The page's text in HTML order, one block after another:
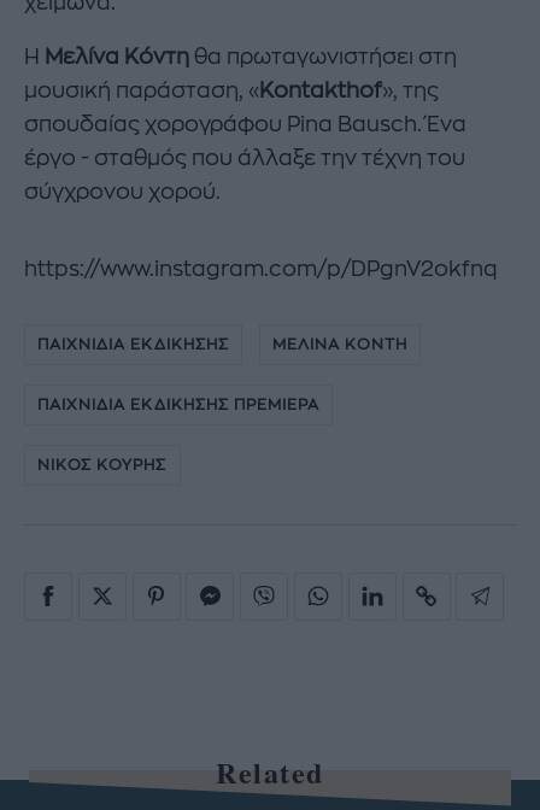
Η Μελίνα Κόντη θα πρωταγωνιστήσει στη
μουσική παράσταση, «Kontakthof», της
σπουδαίας χορογράφου Pina Bausch. Ένα
έργο - σταθμός που άλλαξε την τέχνη του
σύγχρονου χορού.
https://www.instagram.com/p/DPgnV2okfnq
ΠΑΙΧΝΙΔΙΑ ΕΚΔΙΚΗΣΗΣ ΜΕΛΙΝΑ ΚΟΝΤΗ
ΠΑΙΧΝΙΔΙΑ ΕΚΔΙΚΗΣΗΣ ΠΡΕΜΙΕΡΑ
ΝΙΚΟΣ ΚΟΥΡΗΣ
Related